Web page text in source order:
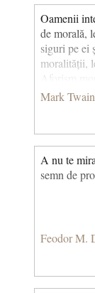
Oamenii
de morală,
siguri pe ei
moralității,
Mark Twain
A nu te
semn de
Feodor M.